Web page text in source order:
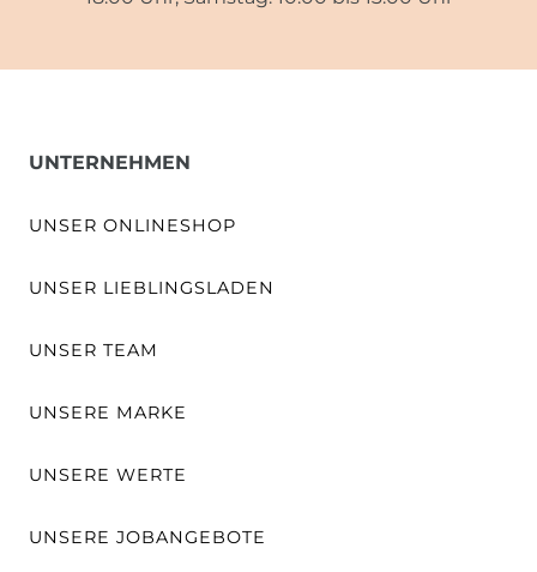
UNTERNEHMEN
UNSER ONLINESHOP
UNSER LIEBLINGSLADEN
UNSER TEAM
UNSERE MARKE
UNSERE WERTE
UNSERE JOBANGEBOTE